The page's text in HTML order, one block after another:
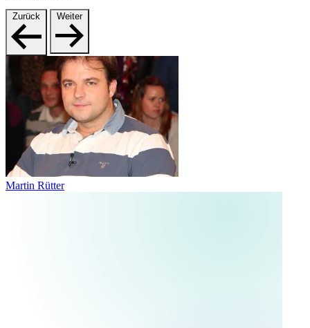
Zurück Weiter
Martin Rütter